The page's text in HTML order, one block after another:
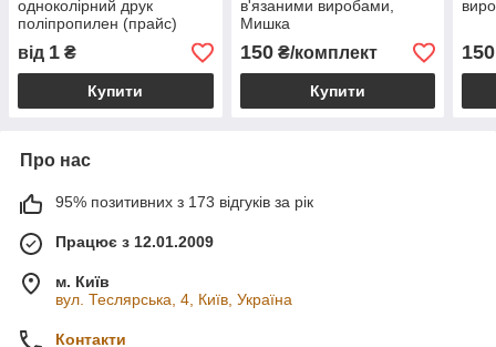
одноколірний друк
поліпропилен (прайс)
від 1 ₴
Купити
в'язаними виробами,
Мишка
150₴/комплект
Купити
150
Про нас
95% позитивних з 173 відгуків за рік
Працює з 12.01.2009
м. Київ
вул. Теслярська, 4, Київ, Україна
Контакти